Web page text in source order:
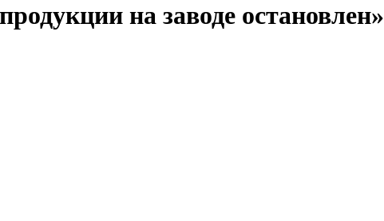
на заводе остановлен»